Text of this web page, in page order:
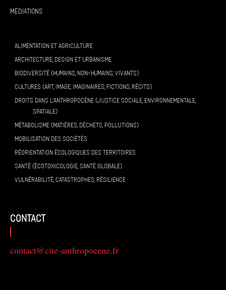
Médiations
ALIMENTATION ET AGRICULTURE
ARCHITECTURE, DESIGN ET URBANISME
BIODIVERSITÉ (HUMAINS, NON-HUMAINS, VIVANTS)
CULTURES (ART, IMAGE, IMAGINAIRES, FICTIONS, RÉCITS)
DROITS DANS L’ANTHROPOCÈNE (JUSTICE SOCIALE, ENVIRONNEMENTALE,
SPATIALE)
MÉTABOLISME (MATIÈRES, DÉCHETS, POLLUTIONS)
MOBILISATION DES SOCIÉTÉS
RÉORIENTATION ÉCOLOGIQUES DES TERRITOIRES
SANTÉ (ÉCOTOXICOLOGIE, SANTÉ GLOBALE)
VULNÉRABILITÉ, CATASTROPHES, RÉSILIENCE
contact
contact@cite-anthropocene.fr